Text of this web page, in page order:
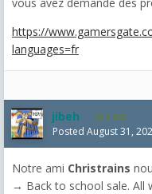
https://
languages=fr
jibeh 5,475
Posted August 31,
Notre ami Christrains
→ Back to school sale. All